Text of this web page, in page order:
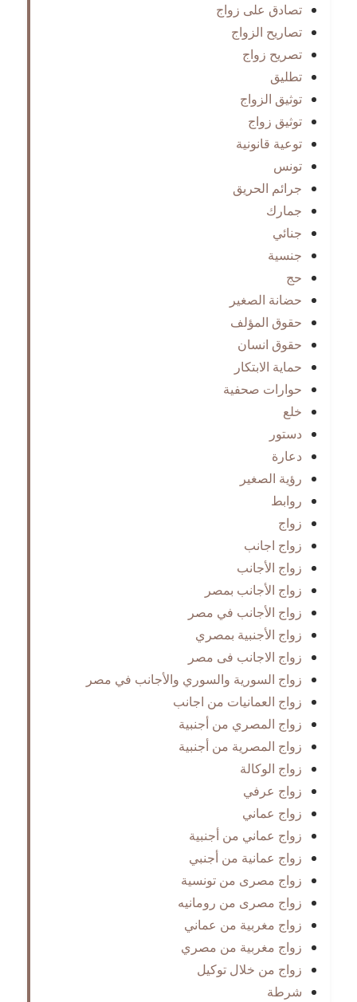
تصادق على زواج
تصاريح الزواج
تصريح زواج
تطليق
توثيق الزواج
توثيق زواج
توعية قانونية
تونس
جرائم الحريق
جمارك
جنائي
جنسية
حج
حضانة الصغير
حقوق المؤلف
حقوق انسان
حماية الابتكار
حوارات صحفية
خلع
دستور
دعارة
رؤية الصغير
روابط
زواج
زواج اجانب
زواج الأجانب
زواج الأجانب بمصر
زواج الأجانب في مصر
زواج الأجنبية بمصري
زواج الاجانب فى مصر
زواج السورية والسوري والأجانب في مصر
زواج العمانيات من اجانب
زواج المصري من أجنبية
زواج المصرية من أجنبية
زواج الوكالة
زواج عرفي
زواج عماني
زواج عماني من أجنبية
زواج عمانية من أجنبي
زواج مصرى من تونسية
زواج مصرى من رومانيه
زواج مغربية من عماني
زواج مغربية من مصري
زواج من خلال توكيل
شرطة